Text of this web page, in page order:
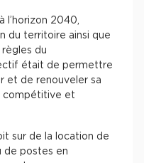
l’horizon 2040,
du territoire ainsi que
du
était de permettre
et de renouveler sa
compétitive et
sur de la location de
de postes en